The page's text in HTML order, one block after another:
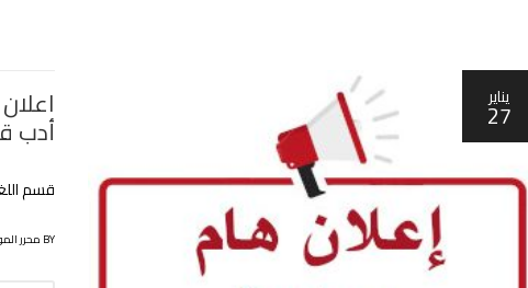
يناير
27 أدب قديم
قسم
BY محرر الموقع